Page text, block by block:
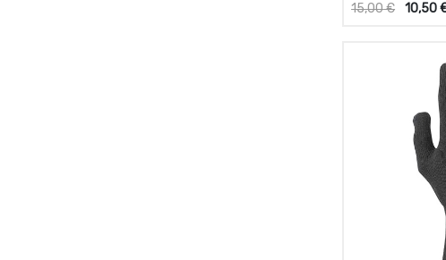
15,00€ 10,50